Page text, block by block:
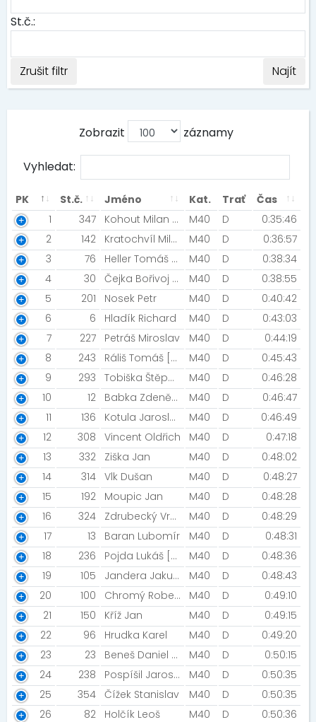
St.č.:
Zrušit filtr Najít
Zobrazit záznamy
Vyhledat:
PK St.č. Jméno Kat. Trať
Čas
1
347 Kohout Milan [Silvini Madshus team] M40 D
0:35:46
2
142 Kratochvíl Miloš [Hvězda Pardubice ] M40 D
0:36:57
3
76 Heller Tomáš [Hradec Králové] M40 D
0:38:34
4
30 Čejka Bořivoj [Triathlon Team Chrudim] M40 D
0:38:55
5
201 Nosek Petr M40 D
0:40:42
6
6 Hladík Richard M40 D
0:43:03
7
227 Petráš Miroslav M40 D
0:44:19
8
243 Ráliš Tomáš [Staré Hradiště] M40 D
0:45:43
9
293 Tobiška Štěpán M40 D
0:46:28
10
12 Babka Zdeněk [Trutnov ] M40 D
0:46:47
11
136 Kotula Jaroslav [Adaptic Runners] M40 D
0:46:49
12
308 Vincent Oldřich M40 D
0:47:18
13
332 Ziška Jan M40 D
0:48:02
14
314 Vlk Dušan M40 D
0:48:27
15
192 Moupic Jan M40 D
0:48:28
16
324 Zdrubecký Vratislav [Night Run Team] M40 D
0:48:29
17
13 Baran Lubomír M40 D
0:48:31
18
236 Pojda Lukáš [Gepard Pardubice] M40 D
0:48:36
19
105 Jandera Jakub [Penny Market s.r.o.] M40 D
0:48:43
20
100 Chromý Robert [NN2020] M40 D
0:49:10
21
150 Kříž Jan M40 D
0:49:15
22
96 Hrudka Karel M40 D
0:49:20
23
23 Beneš Daniel [Černí koně] M40 D
0:50:15
24
238 Pospíšil Jaroslav M40 D
0:50:35
25
354 Čížek Stanislav M40 D
0:50:35
26
82 Holčík Leoš M40 D
0:50:36